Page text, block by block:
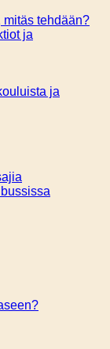
mitäs tehdään?
ja
ja